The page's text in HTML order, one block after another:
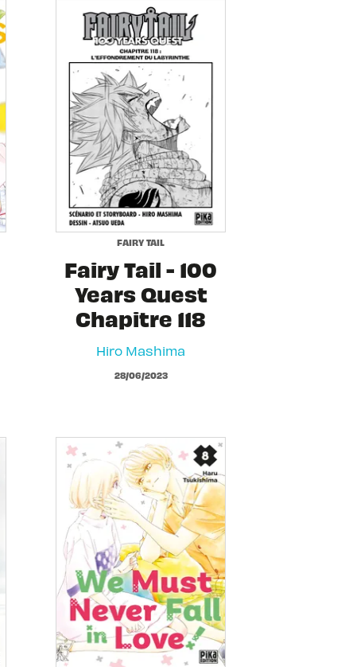
FAIRY TAIL
Fairy Tail - 100
Years Quest
Chapitre 118
Hiro Mashima
28/06/2023